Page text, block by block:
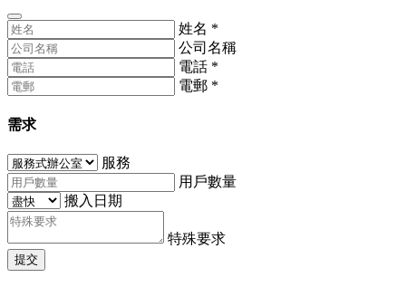
姓名 *
公司名稱
電話 *
電郵 *
需求
服務
用戶數量
搬入日期
特殊要求
提交